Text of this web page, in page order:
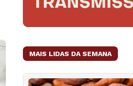
MAIS LIDAS DA SEMANA